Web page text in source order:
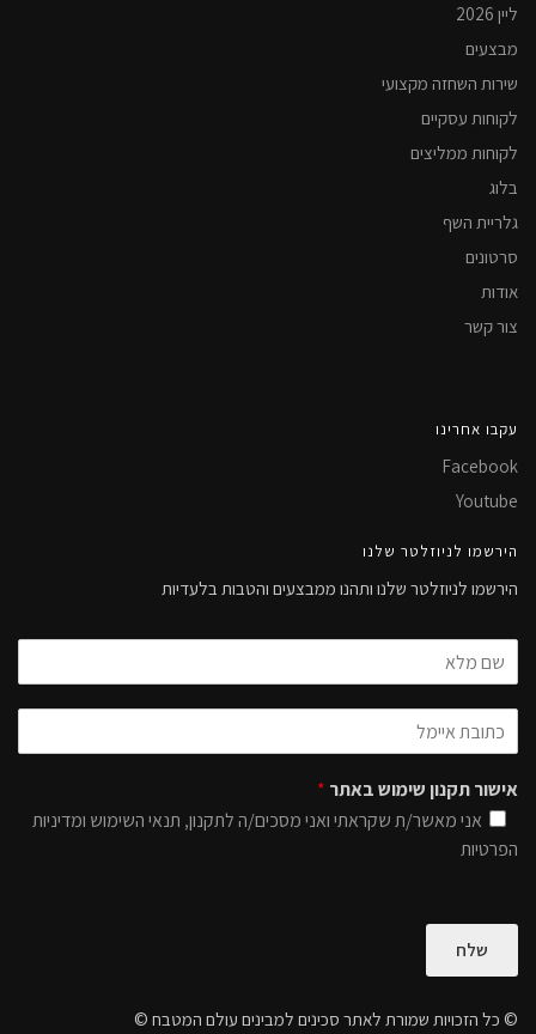
ליין 2026
מבצעים
שירות השחזה מקצועי
לקוחות עסקיים
לקוחות ממליצים
בלוג
גלריית השף
סרטונים
אודות
צור קשר
עקבו אחרינו
Facebook
Youtube
הירשמו לניוזלטר שלנו
הירשמו לניוזלטר שלנו ותהנו ממבצעים והטבות בלעדיות
אישור תקנון שימוש באתר *
אני מאשר/ת שקראתי ואני מסכים/ה לתקנון, תנאי השימוש ומדיניות
הפרטיות
שלח
© כל הזכויות שמורת לאתר סכינים למבינים עולם המטבח ©